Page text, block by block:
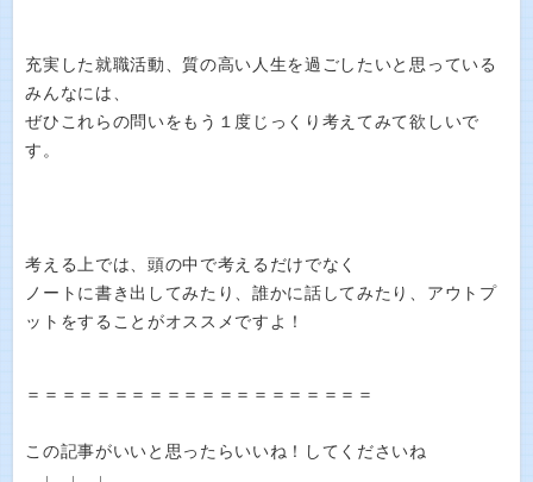
充実した就職活動、質の高い人生を過ごしたいと思っている
みんなには、
ぜひこれらの問いをもう１度じっくり考えてみて欲しいで
す。
考える上では、頭の中で考えるだけでなく
ノートに書き出してみたり、誰かに話してみたり、アウトプ
ットをすることがオススメですよ！
＝＝＝＝＝＝＝＝＝＝＝＝＝＝＝＝＝＝＝＝
この記事がいいと思ったらいいね！してくださいね